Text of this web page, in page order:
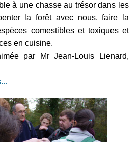
à une chasse au trésor dans les
la forêt avec nous, faire la
comestibles et toxiques et
en cuisine.
par Mr Jean-Louis Lienard,